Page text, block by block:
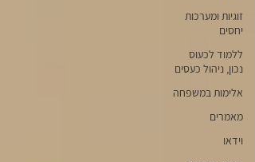
זוגיות ומערכות
יחסים
ללמוד לכעוס
נכון, ניהול כעסים
אלימות במשפחה
מאמרים
וידאו